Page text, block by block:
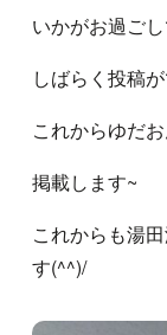
いかがお過ご
しばらく投稿
これからゆだ
掲載します~
これからも湯
す(^^)/